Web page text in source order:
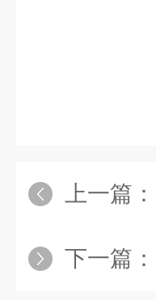
上一篇：
下一篇：